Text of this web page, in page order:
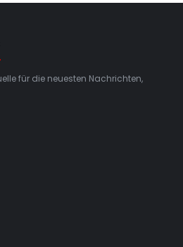
für die neuesten Nachrichten,